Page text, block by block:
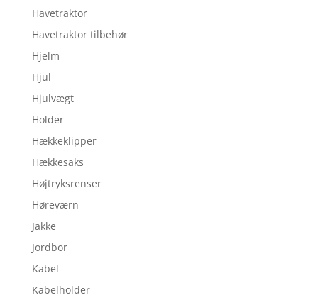
Havetraktor
Havetraktor tilbehør
Hjelm
Hjul
Hjulvægt
Holder
Hækkeklipper
Hækkesaks
Højtryksrenser
Høreværn
Jakke
Jordbor
Kabel
Kabelholder